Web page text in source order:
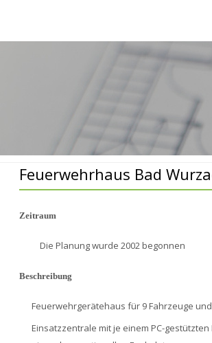
Feuerwehrhaus Bad
Zeitraum
Die Planung wurde 2002 begonnen
Beschreibung
Feuerwehrgerätehaus für 9 Fahrzeuge
Einsatzzentrale mit je einem PC-